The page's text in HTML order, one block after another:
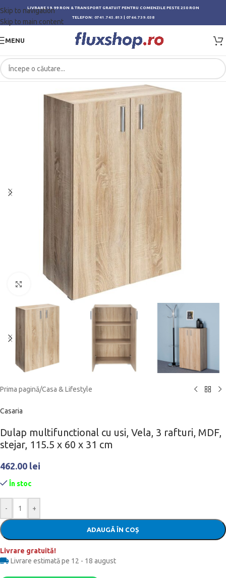
Skip to navigation
Skip to main content
LIVRARE 19.99 RON & TRANSPORT GRATUIT PENTRU COMENZILE PESTE 250 RON
TELEFON: 0741.745.813 0766.739.038
MENU
Click to enlarge
Prima pagină/Casa & Lifestyle
Casaria
Dulap multifunctional cu usi, Vela, 3 rafturi, MDF,
stejar, 115.5 x 60 x 31 cm
462.00 lei
În stoc
- +
ADAUGĂ ÎN COȘ
Livrare gratuită!
Livrare estimată pe 12 - 18 august